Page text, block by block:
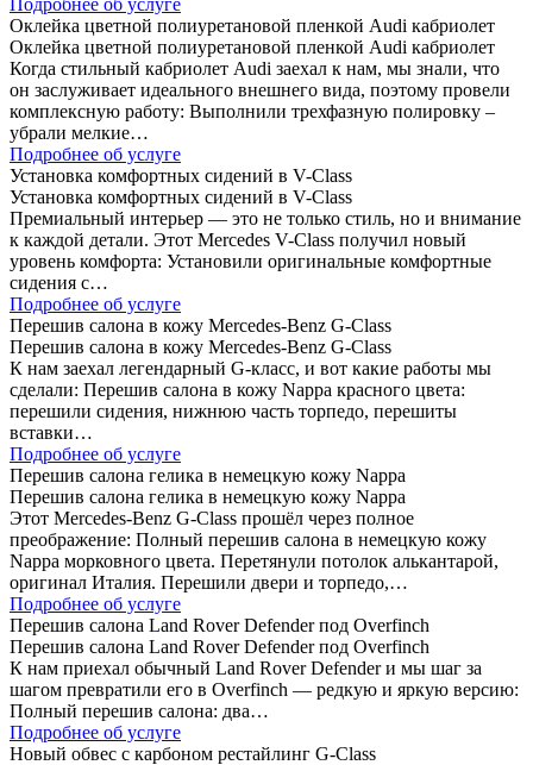
Подробнее об услуге
Оклейка цветной полиуретановой пленкой Audi кабриолет
Оклейка цветной полиуретановой пленкой Audi кабриолет
Когда стильный кабриолет Audi заехал к нам, мы знали, что
он заслуживает идеального внешнего вида, поэтому провели
комплексную работу: Выполнили трехфазную полировку –
убрали мелкие…
Подробнее об услуге
Установка комфортных сидений в V-Class
Установка комфортных сидений в V-Class
Премиальный интерьер — это не только стиль, но и внимание
к каждой детали. Этот Mercedes V-Class получил новый
уровень комфорта: Установили оригинальные комфортные
сидения с…
Подробнее об услуге
Перешив салона в кожу Mercedes-Benz G-Class
Перешив салона в кожу Mercedes-Benz G-Class
К нам заехал легендарный G-класс, и вот какие работы мы
сделали: Перешив салона в кожу Nappa красного цвета:
перешили сидения, нижнюю часть торпедо, перешиты
вставки…
Подробнее об услуге
Перешив салона гелика в немецкую кожу Nappa
Перешив салона гелика в немецкую кожу Nappa
Этот Mercedes-Benz G-Class прошёл через полное
преображение: Полный перешив салона в немецкую кожу
Nappa морковного цвета. Перетянули потолок алькантарой,
оригинал Италия. Перешили двери и торпедо,…
Подробнее об услуге
Перешив салона Land Rover Defender под Overfinch
Перешив салона Land Rover Defender под Overfinch
К нам приехал обычный Land Rover Defender и мы шаг за
шагом превратили его в Overfinch — редкую и яркую версию:
Полный перешив салона: два…
Подробнее об услуге
Новый обвес с карбоном рестайлинг G-Class